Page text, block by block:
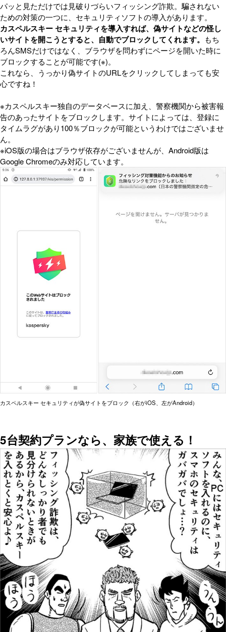
パッと見ただけでは見破りづらいフィッシング詐欺。騙されない
ための対策の一つに、セキュリティソフトの導入があります。
カスペルスキー セキュリティを導入すれば、偽サイトなどの怪し
いサイトを開こうとすると、自動でブロックしてくれます。 もち
ろんSMSだけではなく、ブラウザを問わずにページを開いた時に
ブロックすることが可能です(※)。
これなら、うっかり偽サイトのURLをクリックしてしまっても安
心ですね！
※カスペルスキー独自のデータベースに加え、警察機関から被害報
告のあったサイトをブロックします。サイトによっては、登録に
タイムラグがあり100％ブロックが可能というわけではございませ
ん。
※iOS版の場合はブラウザ依存がございませんが、Android版は
Google Chromeのみ対応しています。
カスペルスキー セキュリティが偽サイトをブロック（右がiOS、左がAndroid）
5台契約プランなら、家族で使える！